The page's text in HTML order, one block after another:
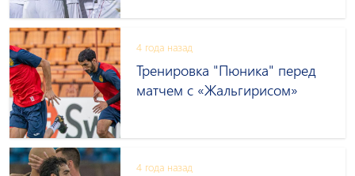
4 года назад
Тренировка "Пюника" перед
матчем с «Жальгирисом»
4 года назад